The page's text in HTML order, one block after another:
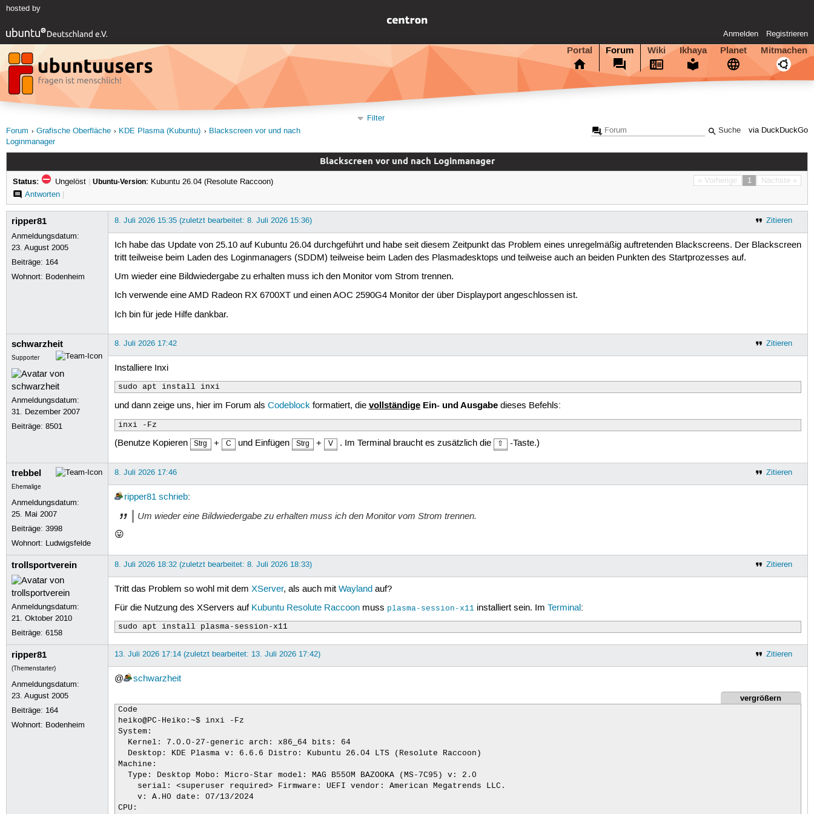
hosted by
Anmelden Registrieren
Portal Forum Wiki Ikhaya Planet Mitmachen
via DuckDuckGo
Filter
Forum
Grafische Oberfläche KDE Plasma (Kubuntu)
Blackscreen vor und nach
Loginmanager
Blackscreen vor und nach Loginmanager
« Vorherige 1 Nächste »
Status: Ungelöst | Ubuntu-Version: Kubuntu 26.04 (Resolute Raccoon)
Antworten|
ripper81
Anmeldungsdatum:
23. August 2005
Beiträge: 164
Wohnort: Bodenheim
Zitieren
8. Juli 2026 15:35 (zuletzt bearbeitet: 8. Juli 2026 15:36)
Ich habe das Update von 25.10 auf Kubuntu 26.04 durchgeführt und habe seit diesem Zeitpunkt das Problem eines unregelmäßig auftretenden Blackscreens. Der Blackscreen
tritt teilweise beim Laden des Loginmanagers (SDDM) teilweise beim Laden des Plasmadesktops und teilweise auch an beiden Punkten des Startprozesses auf.
Um wieder eine Bildwiedergabe zu erhalten muss ich den Monitor vom Strom trennen.
Ich verwende eine AMD Radeon RX 6700XT und einen AOC 2590G4 Monitor der über Displayport angeschlossen ist.
Ich bin für jede Hilfe dankbar.
schwarzheit
Supporter
Anmeldungsdatum:
31. Dezember 2007
Beiträge:8501
Zitieren
8. Juli 2026 17:42
Installiere Inxi
sudo apt install inxi
und dann zeige uns, hier im Forum als Codeblockformatiert, die vollständigeEin- und Ausgabedieses Befehls:
inxi -Fz
(Benutze Kopieren Strg + C und Einfügen Strg + V . Im Terminal braucht es zusätzlich die ⇧ -Taste.)
trebbel
Ehemalige
Anmeldungsdatum:
25. Mai 2007
Beiträge:3998
Wohnort: Ludwigsfelde
Zitieren
8. Juli 2026 17:46
ripper81 schrieb:
Um wieder eine Bildwiedergabe zu erhalten muss ich den Monitor vom Strom trennen.
😛
trollsportverein
Anmeldungsdatum:
21. Oktober 2010
Beiträge:6158
Zitieren
8. Juli 2026 18:32 (zuletzt bearbeitet: 8. Juli 2026 18:33)
Tritt das Problem so wohl mit dem XServer, als auch mit Waylandauf?
Für die Nutzung des XServers auf Kubuntu Resolute Raccoonmuss plasma-session-x11installiert sein. Im Terminal:
sudo apt install plasma-session-x11
ripper81
(Themenstarter)
Anmeldungsdatum:
23. August 2005
Beiträge: 164
Wohnort: Bodenheim
Zitieren
13. Juli 2026 17:14 (zuletzt bearbeitet: 13. Juli 2026 17:42)
@
schwarzheit
vergrößern
Code
heiko@PC-Heiko:~$ inxi -Fz
System:
  Kernel: 7.0.0-27-generic arch: x86_64 bits: 64
  Desktop: KDE Plasma v: 6.6.6 Distro: Kubuntu 26.04 LTS (Resolute Raccoon)
Machine:
  Type: Desktop Mobo: Micro-Star model: MAG B550M BAZOOKA (MS-7C95) v: 2.0
    serial: <superuser required> Firmware: UEFI vendor: American Megatrends LLC.
    v: A.H0 date: 07/13/2024
CPU: